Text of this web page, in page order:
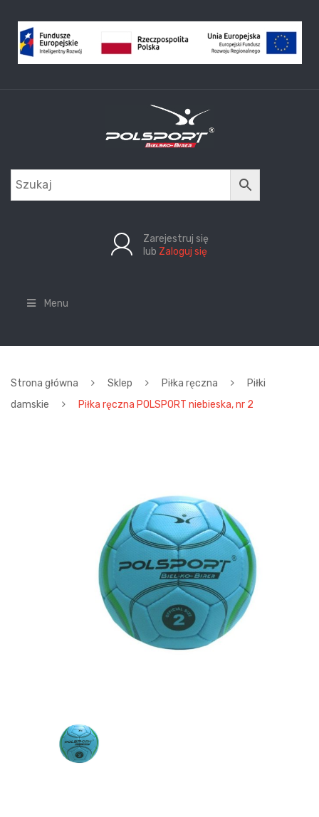
Zarejestruj się
lub Zaloguj się
Menu
Strona główna Sklep Piłka ręczna
Piłki
damskie
Piłka ręczna POLSPORT niebieska, nr 2